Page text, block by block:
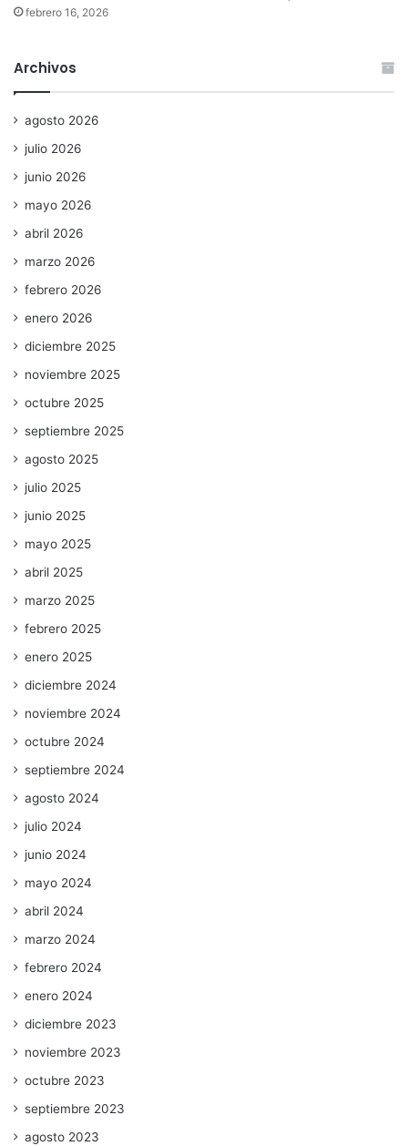
febrero 16, 2026
Archivos
agosto 2026
julio 2026
junio 2026
mayo 2026
abril 2026
marzo 2026
febrero 2026
enero 2026
diciembre 2025
noviembre 2025
octubre 2025
septiembre 2025
agosto 2025
julio 2025
junio 2025
mayo 2025
abril 2025
marzo 2025
febrero 2025
enero 2025
diciembre 2024
noviembre 2024
octubre 2024
septiembre 2024
agosto 2024
julio 2024
junio 2024
mayo 2024
abril 2024
marzo 2024
febrero 2024
enero 2024
diciembre 2023
noviembre 2023
octubre 2023
septiembre 2023
agosto 2023